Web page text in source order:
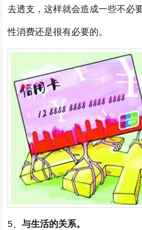
去透支，这样就会造成一些不必
性消费还是很有必要的。
5、 与生活的关系。